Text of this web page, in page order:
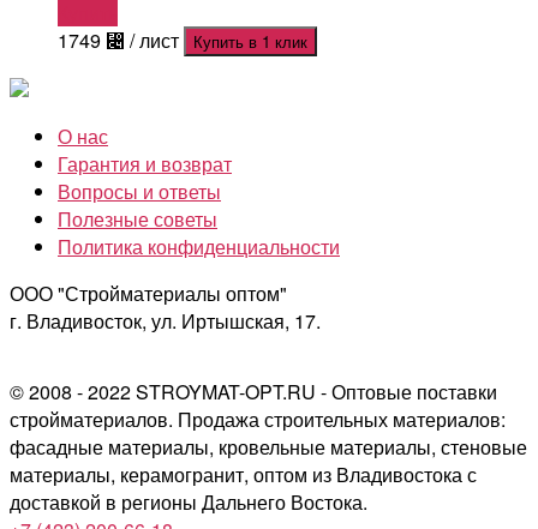
1749 ⃄ / лист Купить в 1 клик
О нас
Гарантия и возврат
Вопросы и ответы
Полезные советы
Политика конфиденциальности
ООО "Стройматериалы оптом"
г. Владивосток, ул. Иртышская, 17.
© 2008 - 2022 STROYMAT-OPT.RU - Оптовые поставки
стройматериалов. Продажа строительных материалов:
фасадные материалы, кровельные материалы, стеновые
материалы, керамогранит, оптом из Владивостока с
доставкой в регионы Дальнего Востока.